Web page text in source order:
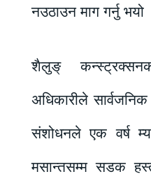
नउठाउन माग गर्नु भयो
शैलुङ्
अधिकारीले
संशोधनले एक वर्ष
मसान्तसम्म सडक